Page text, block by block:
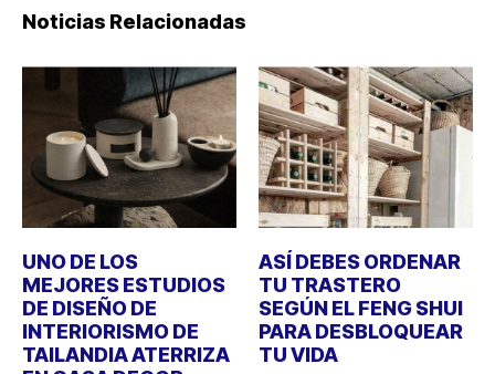
Noticias Relacionadas
UNO DE LOS
MEJORES ESTUDIOS
DE DISEÑO DE
INTERIORISMO DE
TAILANDIA ATERRIZA
ASÍ DEBES ORDENAR
TU TRASTERO
SEGÚN EL FENG SHUI
PARA DESBLOQUEAR
TU VIDA